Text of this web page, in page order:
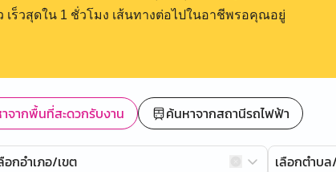
เร็วสุดใน 1 ชั่วโมง เส้นทางต่อไปในอาชีพรอคุณอยู่
จากพื้นที่สะดวกรับงาน ค้นหาจากสถานีรถไฟฟ้า
อกอำเภอ/เขต เลือกตำบ